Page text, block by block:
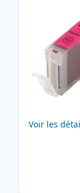
Voir les